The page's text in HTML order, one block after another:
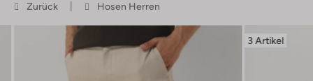
Zurück Hosen Herren
3 Artikel